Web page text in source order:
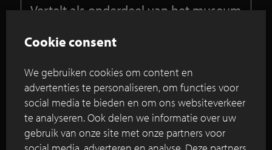
Vertelt als onderdeel van het museum
grachtengordel
grachtengordel is gevestigd in een prachtig groots
herenhuis in een bocht van de Herengracht. Aan
de achterzijde van dit unieke pand, dat geen
betere bestemming had kunnen krijgen, ligt een
ruime tuin van twaalf meter breed en dertig meter
lang.
Cookie consent
We gebruiken cookies om content en
advertenties te personaliseren, om functies voor
social media te bieden en om ons websiteverkeer
te analyseren. Ook delen we informatie over uw
gebruik van onze site met onze partners voor